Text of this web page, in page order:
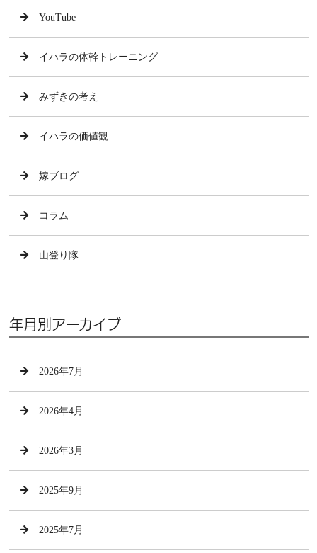
YouTube
イハラの体幹トレーニング
みずきの考え
イハラの価値観
嫁ブログ
コラム
山登り隊
年月別アーカイブ
2026年7月
2026年4月
2026年3月
2025年9月
2025年7月